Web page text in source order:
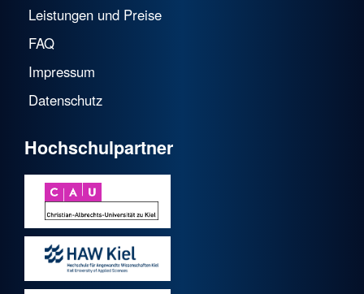
Leistungen und Preise
FAQ
Impressum
Datenschutz
Hochschulpartner